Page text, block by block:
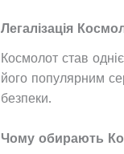
Легалізація
Космолот став
його популярним
безпеки.
Чому обирають